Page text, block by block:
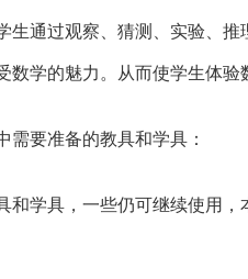
生通过观察、猜测、实验、
数学的魅力。从而使学生体验
需要准备的教具和学具：
和学具，一些仍可继续使用，